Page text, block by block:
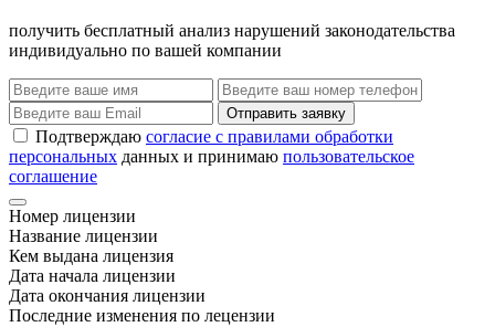
получить бесплатный анализ нарушений законодательства
индивидуально по вашей компании
Отправить заявку
Подтверждаю согласие с правилами обработки
персональных данных и принимаю пользовательское
соглашение
Номер лицензии
Название лицензии
Кем выдана лицензия
Дата начала лицензии
Дата окончания лицензии
Последние изменения по лецензии